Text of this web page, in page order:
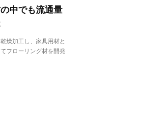
中でも流通量
燥加工し、家具用材と
フローリング材を開発